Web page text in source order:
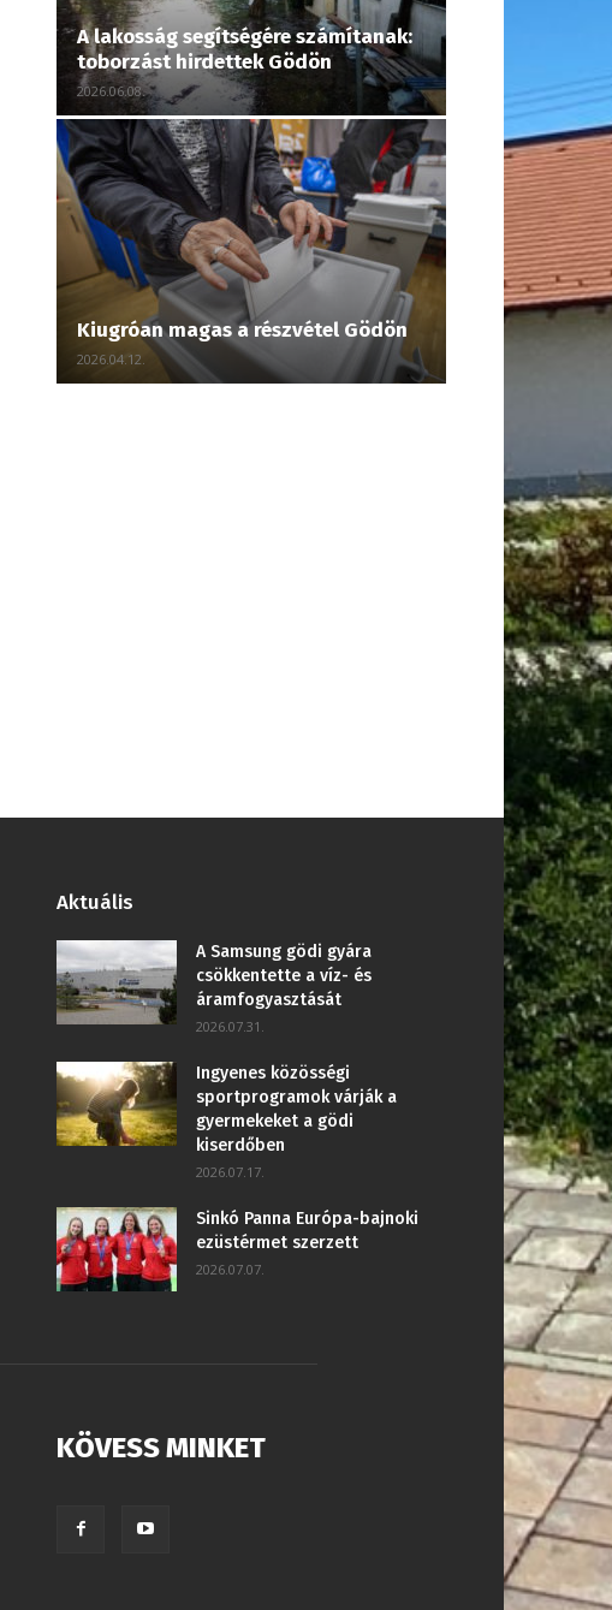
A lakosság segítségére számítanak:
toborzást hirdettek Gödön
2026.06.08.
Kiugróan magas a részvétel Gödön
2026.04.12.
Aktuális
A Samsung gödi gyára
csökkentette a víz- és
áramfogyasztását
2026.07.31.
Ingyenes közösségi
sportprogramok várják a
gyermekeket a gödi
kiserdőben
2026.07.17.
Sinkó Panna Európa-bajnoki
ezüstérmet szerzett
2026.07.07.
KÖVESS MINKET